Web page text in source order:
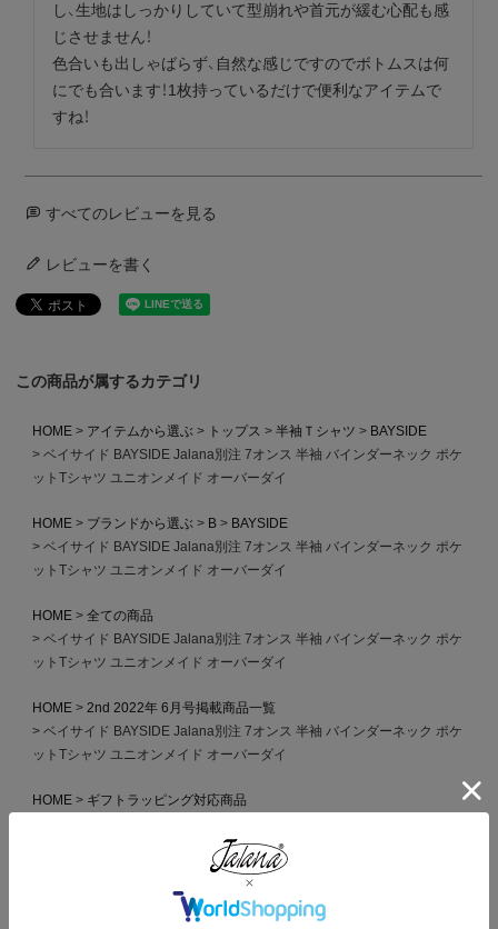
し、生地はしっかりしていて型崩れや首元が緩む心配も感
じさせません！
色合いも出しゃばらず、自然な感じですのでボトムスは何
にでも合います！1枚持っているだけで便利なアイテムで
すね！
すべてのレビューを見る
レビューを書く
この商品が属するカテゴリ
HOME アイテムから選ぶ トップス 半袖Ｔシャツ
BAYSIDE
ベイサイド BAYSIDE Jalana別注 7オンス 半袖 バインダーネック ポケ
ットTシャツ ユニオンメイド オーバーダイ
HOME ブランドから選ぶ B
BAYSIDE
ベイサイド BAYSIDE Jalana別注 7オンス 半袖 バインダーネック ポケ
ットTシャツ ユニオンメイド オーバーダイ
HOME
全ての商品
ベイサイド BAYSIDE Jalana別注 7オンス 半袖 バインダーネック ポケ
ットTシャツ ユニオンメイド オーバーダイ
HOME
2nd 2022年 6月号掲載商品一覧
ベイサイド BAYSIDE Jalana別注 7オンス 半袖 バインダーネック ポケ
ットTシャツ ユニオンメイド オーバーダイ
HOME
ギフトラッピング対応商品
ットTシャツ ユニオンメイド オーバーダイ
MADE IN USA
ベイサイド BAYSIDE Jalana別注 7オンス 半袖 バインダーネック ポケ